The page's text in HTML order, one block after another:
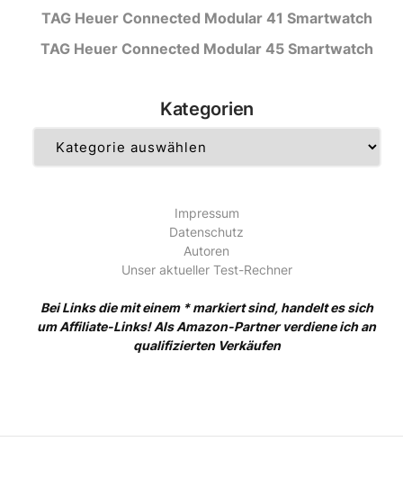
TAG Heuer Connected Modular 41 Smartwatch
TAG Heuer Connected Modular 45 Smartwatch
Kategorien
Impressum
Datenschutz
Autoren
Unser aktueller Test-Rechner
Bei Links die mit einem * markiert sind, handelt es sich
um Affiliate-Links! Als Amazon-Partner verdiene ich an
qualifizierten Verkäufen